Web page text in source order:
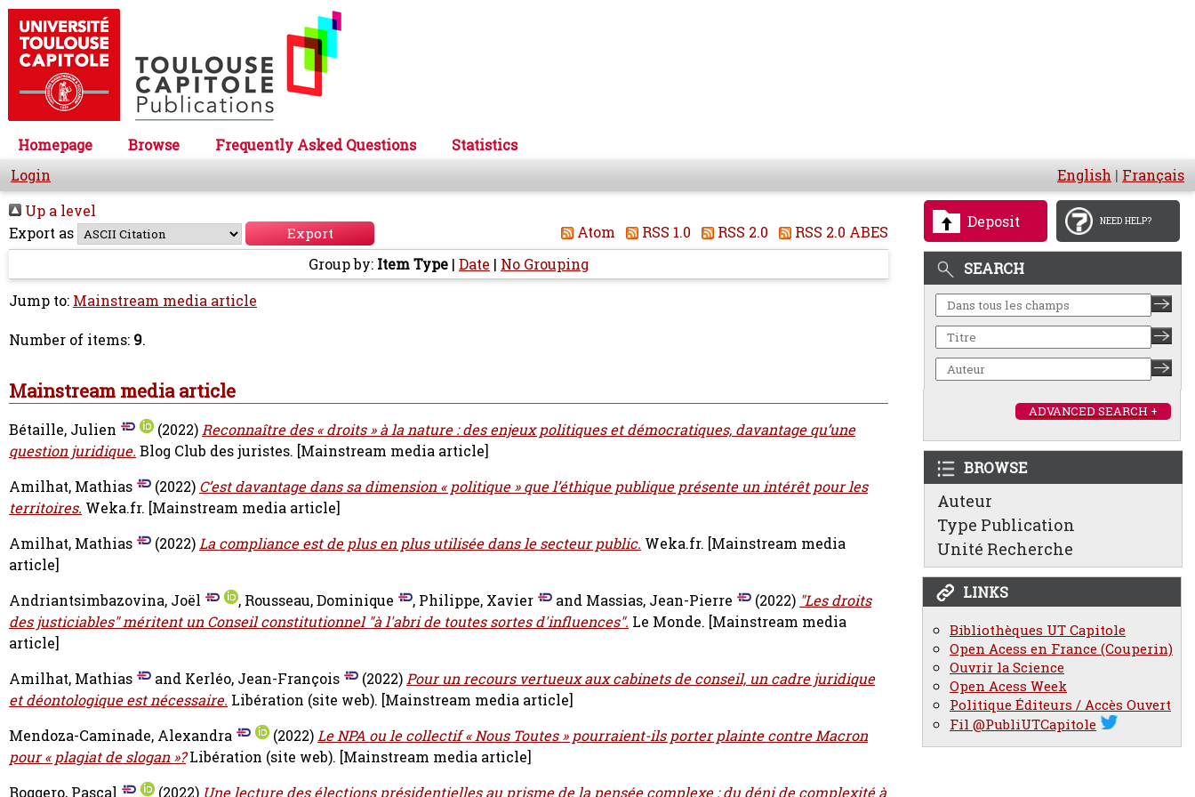
Homepage Browse Frequently Asked Questions
Statistics
Login
English | Français
Deposit NEED HELP?
SEARCH
ADVANCED SEARCH +
BROWSE
Auteur
Type Publication
Unité Recherche
LINKS
Bibliothèques UT Capitole
Open Acess en France (Couperin)
Ouvrir la Science
Open Acess Week
Politique Éditeurs / Accès Ouvert
Fil @PubliUTCapitole
Up a level
Export as
Atom RSS 1.0 RSS 2.0
RSS 2.0 ABES
Group by: Item Type | Date | No Grouping
Jump to: Mainstream media article
Number of items: 9.
Mainstream media article
Bétaille, Julien (2022)Reconnaître des « droits » à la nature : des enjeux politiques et démocratiques, davantage qu’une
question juridique. Blog Club des juristes. [Mainstream media article]
Amilhat, Mathias
(2022) C’est davantage dans sa dimension « politique » que l’éthique publique présente un intérêt pour les
territoires. Weka.fr. [Mainstream media article]
Amilhat, Mathias
(2022)La compliance est de plus en plus utilisée dans le secteur public. Weka.fr. [Mainstream media
article]
Andriantsimbazovina, Joël
, Rousseau, Dominique , Philippe, Xavier and Massias, Jean-Pierre (2022) "Les droits
des justiciables" méritent un Conseil constitutionnel "à l'abri de toutes sortes d'influences". Le Monde. [Mainstream media
article]
Amilhat, Mathias
and Kerléo, Jean-François (2022)Pour un recours vertueux aux cabinets de conseil, un cadre juridique
et déontologique est nécessaire. Libération (site web). [Mainstream media article]
Mendoza-Caminade, Alexandra
(2022)Le NPA ou le collectif « Nous Toutes » pourraient-ils porter plainte contre Macron
pour « plagiat de slogan »? Libération (site web). [Mainstream media article]
Roggero, Pascal
(2022) Une lecture des élections présidentielles au prisme de la pensée complexe : du déni de complexité à